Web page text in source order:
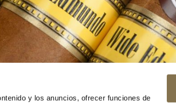
y los anuncios, ofrecer funciones de